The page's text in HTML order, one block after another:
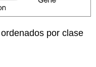
por clase